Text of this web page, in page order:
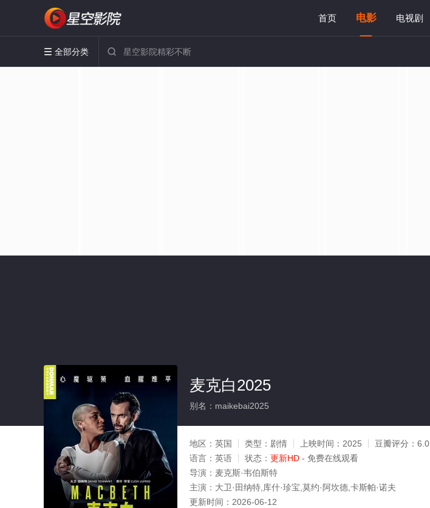
首页 电影 电视剧
 全部分类 
麦克白2025
别名：maikebai2025
地区： 英国 类型： 剧情 上映时间： 2025 豆瓣评分： 6.0
语言： 英语 状态： 更新HD - 免费在线观看
导演： 麦克斯·韦伯斯特
主演： 大卫·田纳特,库什·珍宝,莫约·阿坎德,卡斯帕·诺夫
更新时间： 2026-06-12